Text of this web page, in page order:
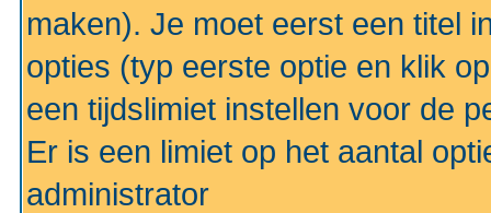
maken). Je moet eerst een titel
opties (typ eerste optie en klik
een tijdslimiet instellen voor de
Er is een limiet op het aantal
administrator